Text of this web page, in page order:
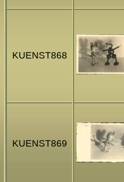
KUENST868
KUENST869